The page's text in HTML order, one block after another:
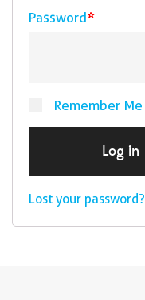
Password*
Remember Me
Log in
Lost your password?